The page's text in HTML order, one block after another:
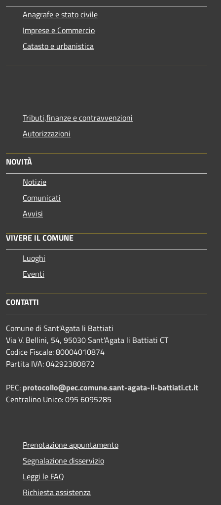
Anagrafe e stato civile
Imprese e Commercio
Catasto e urbanistica
Tributi,finanze e contravvenzioni
Autorizzazioni
NOVITÀ
Notizie
Comunicati
Avvisi
VIVERE IL COMUNE
Luoghi
Eventi
CONTATTI
Comune di Sant'Agata li Battiati
Via V. Bellini, 54, 95030 Sant'Agata li Battiati CT
Codice Fiscale: 80004010874
Partita IVA: 04292380872
PEC: protocollo@pec.comune.sant-agata-li-battiati.ct.it
Centralino Unico: 095 6095285
Prenotazione appuntamento
Segnalazione disservizio
Leggi le FAQ
Richiesta assistenza